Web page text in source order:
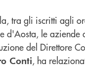
tra gli iscritti agli
d'Aosta, le
del Direttore
Conti, ha